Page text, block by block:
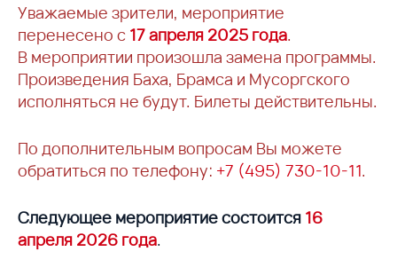
Уважаемые зрители, мероприятие
перенесено с 17 апреля 2025 года.
В мероприятии произошла замена программы.
Произведения Баха, Брамса и Мусоргского
исполняться не будут. Билеты действительны.
По дополнительным вопросам Вы можете
обратиться по телефону: +7 (495) 730-10-11.
Следующее мероприятие состоится 16
апреля 2026 года.